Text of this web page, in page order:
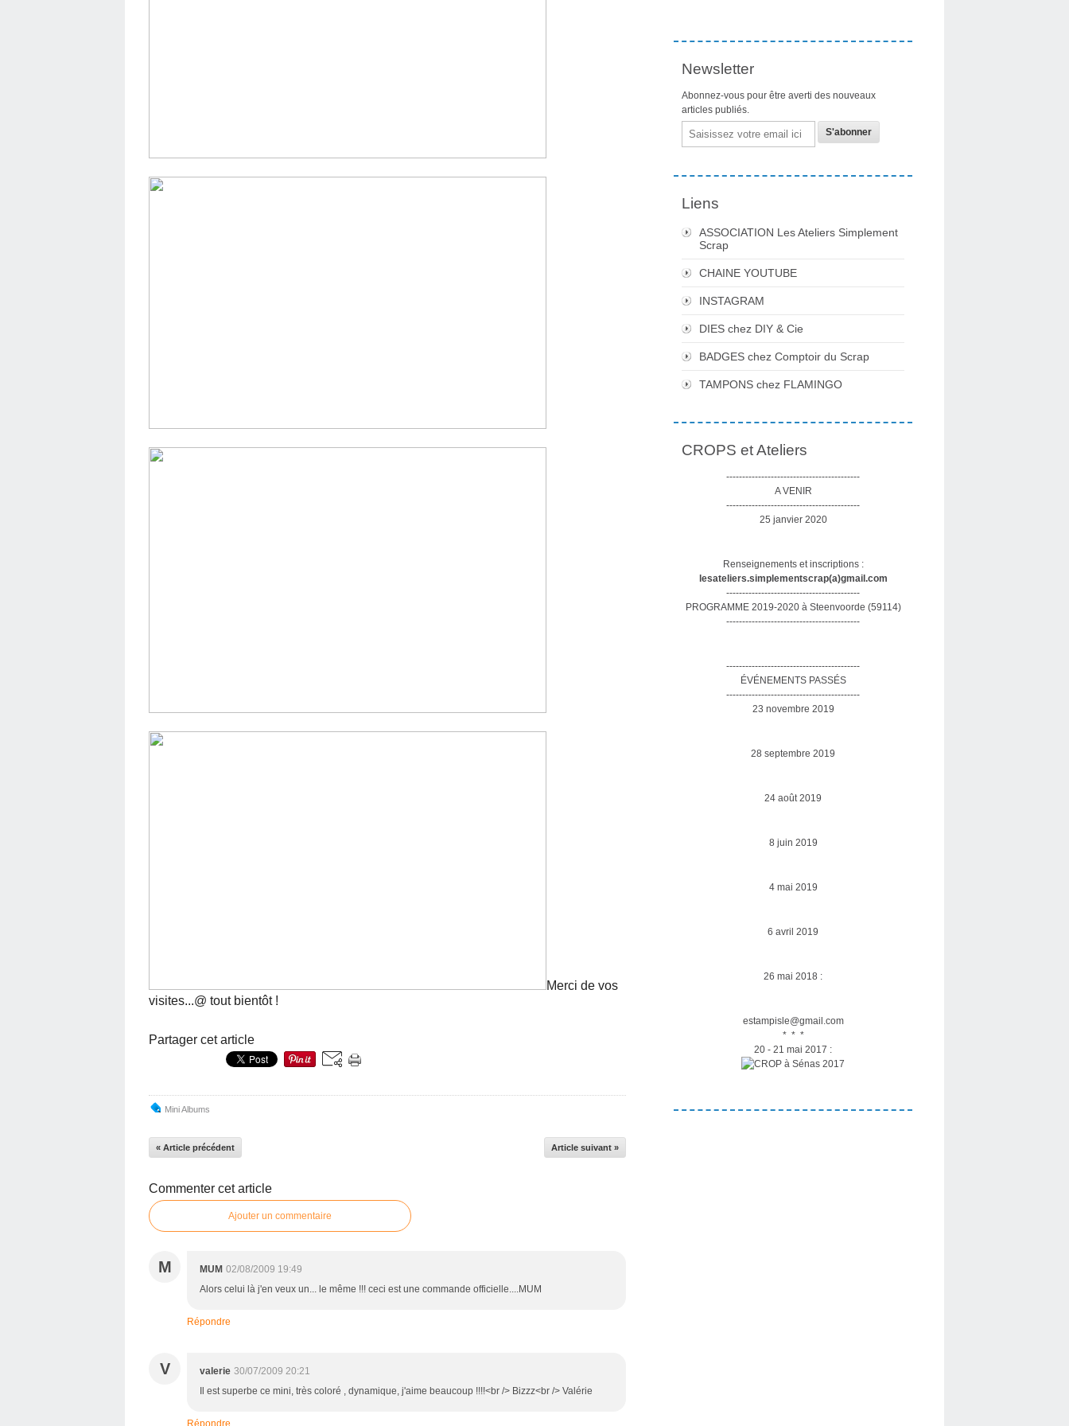
Merci de vos
visites...@ tout bientôt !
Partager cet article
Mini Albums
« Article précédent Article suivant »
Commenter cet article
Ajouter un commentaire
M MUM 02/08/2009 19:49
Alors celui là j'en veux un... le même !!! ceci est une commande officielle....MUM
Répondre
V valerie 30/07/2009 20:21
Il est superbe ce mini, très coloré , dynamique, j'aime beaucoup !!!!<br /> Bizzz<br /> Valérie
Répondre
Newsletter
Abonnez-vous pour être averti des nouveaux
articles publiés.
Email
Liens
ASSOCIATION Les Ateliers Simplement
Scrap
CHAINE YOUTUBE
INSTAGRAM
DIES chez DIY & Cie
BADGES chez Comptoir du Scrap
TAMPONS chez FLAMINGO
CROPS et Ateliers
------------------------------------------
A VENIR
------------------------------------------
25 janvier 2020
Renseignements et inscriptions :
lesateliers.simplementscrap(a)gmail.com
------------------------------------------
PROGRAMME 2019-2020 à Steenvoorde (59114)
------------------------------------------
------------------------------------------
ÉVÉNEMENTS PASSÉS
------------------------------------------
23 novembre 2019
28 septembre 2019
24 août 2019
8 juin 2019
4 mai 2019
6 avril 2019
26 mai 2018 :
estampisle@gmail.com
* * *
20 - 21 mai 2017 :